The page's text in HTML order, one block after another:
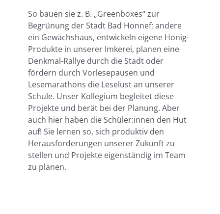
So bauen sie z. B. „Greenboxes“ zur
Begrünung der Stadt Bad Honnef; andere
ein Gewächshaus, entwickeln eigene Honig-
Produkte in unserer Imkerei, planen eine
Denkmal-Rallye durch die Stadt oder
fördern durch Vorlesepausen und
Lesemarathons die Leselust an unserer
Schule. Unser Kollegium begleitet diese
Projekte und berät bei der Planung. Aber
auch hier haben die Schüler:innen den Hut
auf! Sie lernen so, sich produktiv den
Herausforderungen unserer Zukunft zu
stellen und Projekte eigenständig im Team
zu planen.